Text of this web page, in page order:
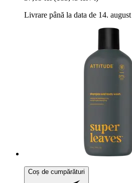
Livrare până la data de 14. august
Coș de cumpărături